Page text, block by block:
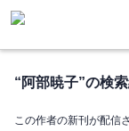
“阿部暁子”の検
この作者の新刊が配信